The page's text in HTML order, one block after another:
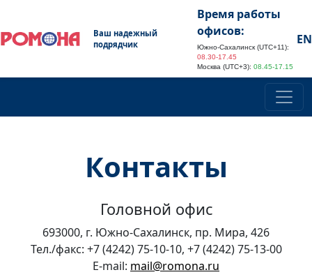
Ваш надежный
подрядчик
Время работы
офисов:
Южно-Сахалинск (UTC+11):
08.30-17.45
Москва (UTC+3): 08.45-17.15
EN
Контакты
Головной офис
693000, г. Южно-Сахалинск, пр. Мира, 426
Тел./факс: +7 (4242) 75-10-10, +7 (4242) 75-13-00
E-mail: mail@romona.ru